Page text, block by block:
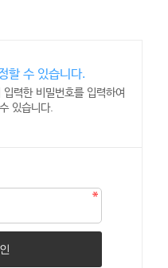
할 수 있습니다.
력한 비밀번호를 입력하여
있습니다.